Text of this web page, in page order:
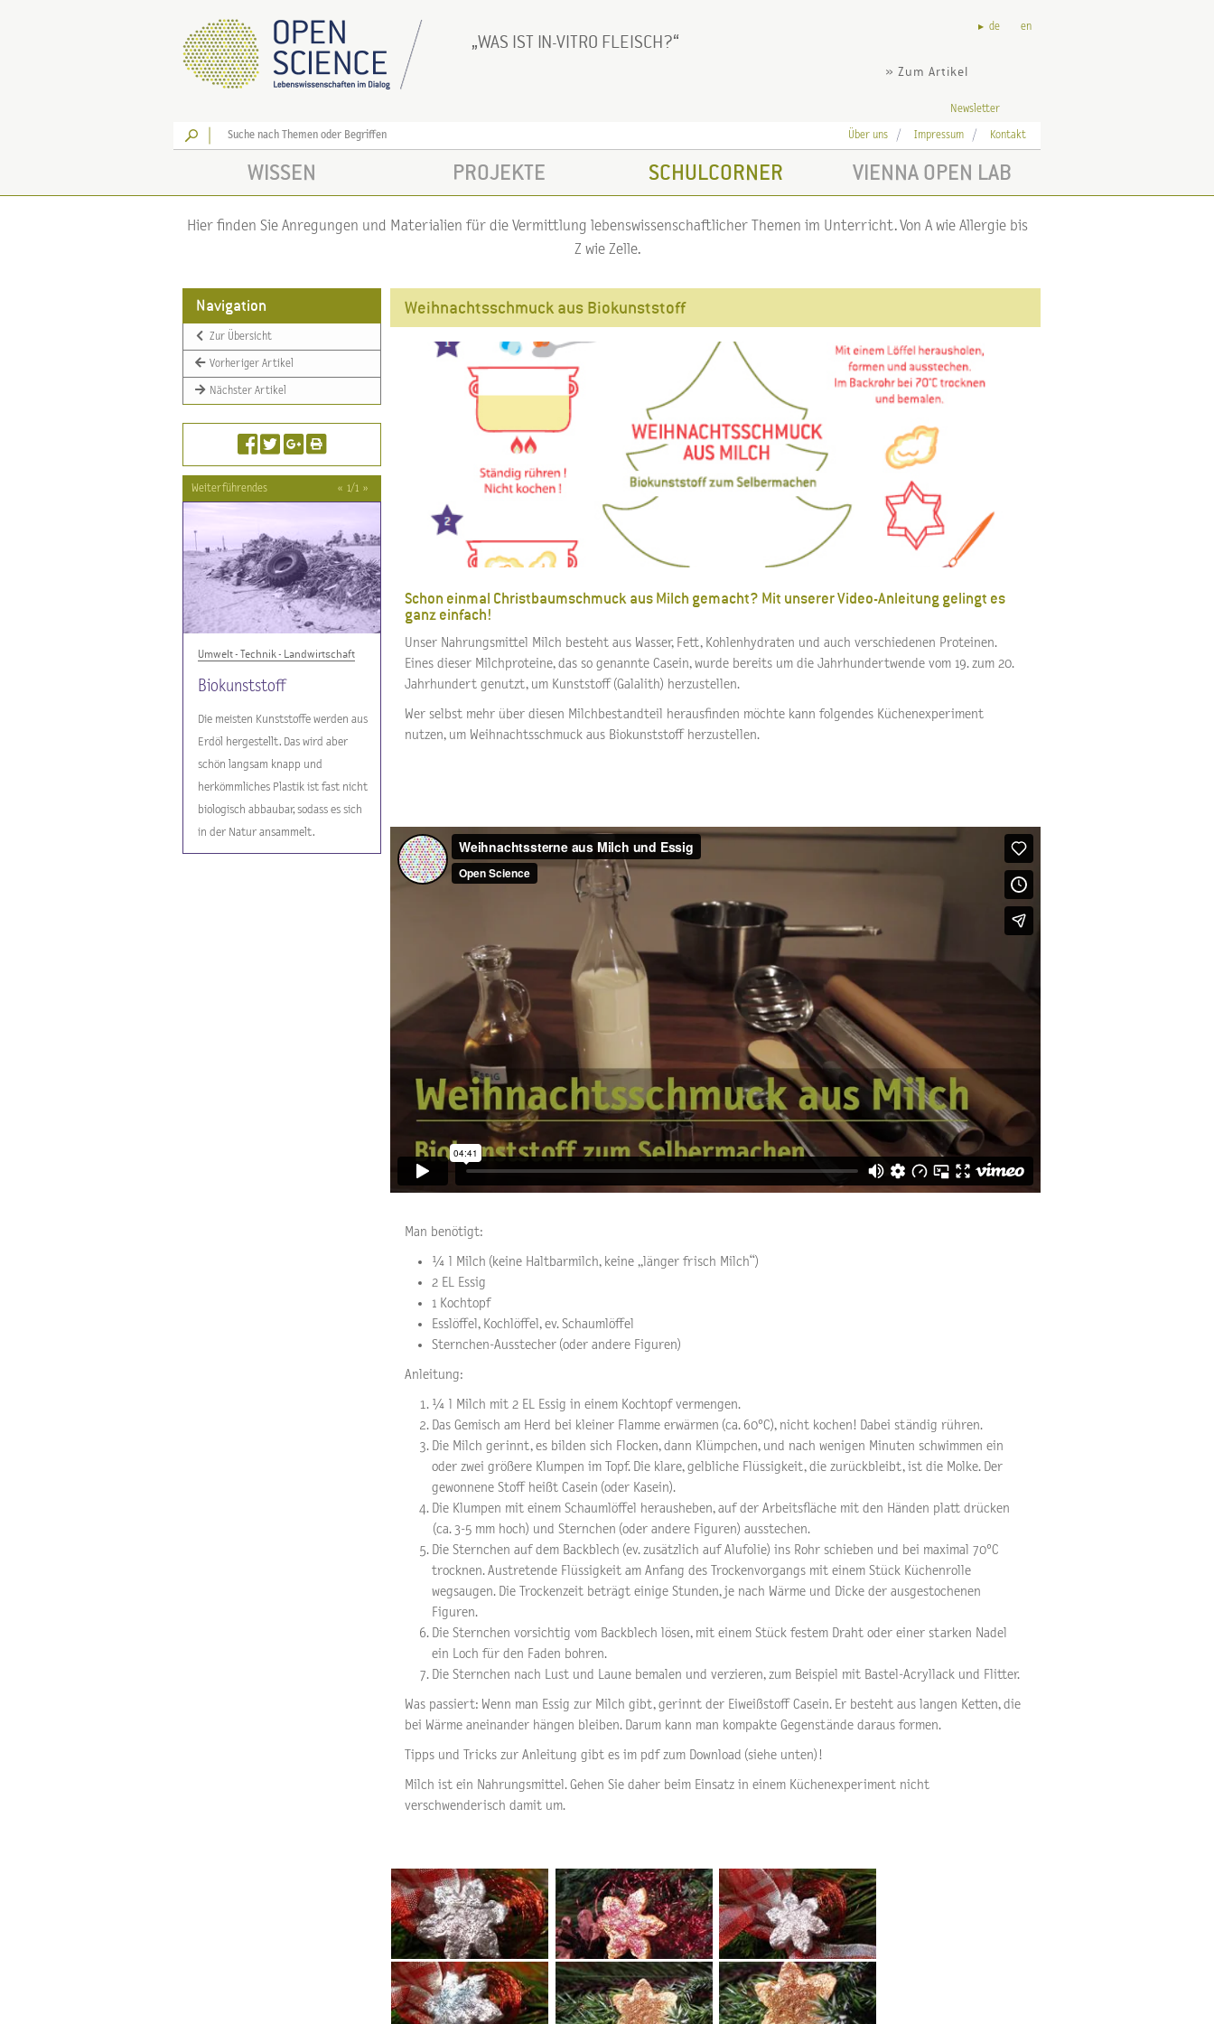
WAS IST IN-VITRO FLEISCH?
» Zum Artikel
de en
Newsletter
Los
Über uns Impressum Kontakt
WISSEN PROJEKTE SCHULCORNER VIENNA OPEN LAB
Hier finden Sie Anregungen und Materialien für die Vermittlung lebenswissenschaftlicher Themen im Unterricht. Von A wie Allergie bis
Z wie Zelle.
Navigation
Zur Übersicht
Vorheriger Artikel
Nächster Artikel
Weiterführendes « 1/1 »
Umwelt - Technik - Landwirtschaft
Biokunststoff
Die meisten Kunststoffe werden aus
Erdöl hergestellt. Das wird aber
schön langsam knapp und
herkömmliches Plastik ist fast nicht
biologisch abbaubar, sodass es sich
in der Natur ansammelt.
Weihnachtsschmuck aus Biokunststoff
Schon einmal Christbaumschmuck aus Milch gemacht? Mit unserer Video-Anleitung gelingt es
ganz einfach!
Unser Nahrungsmittel Milch besteht aus Wasser, Fett, Kohlenhydraten und auch verschiedenen Proteinen.
Eines dieser Milchproteine, das so genannte Casein, wurde bereits um die Jahrhundertwende vom 19. zum 20.
Jahrhundert genutzt, um Kunststoff (Galalith) herzustellen.
Wer selbst mehr über diesen Milchbestandteil herausfinden möchte kann folgendes Küchenexperiment
nutzen, um Weihnachtsschmuck aus Biokunststoff herzustellen.
Man benötigt:
¼ l Milch (keine Haltbarmilch, keine „länger frisch Milch“)
2 EL Essig
1 Kochtopf
Esslöffel, Kochlöffel, ev. Schaumlöffel
Sternchen-Ausstecher (oder andere Figuren)
Anleitung:
¼ l Milch mit 2 EL Essig in einem Kochtopf vermengen.
Das Gemisch am Herd bei kleiner Flamme erwärmen (ca. 60°C), nicht kochen! Dabei ständig rühren.
Die Milch gerinnt, es bilden sich Flocken, dann Klümpchen, und nach wenigen Minuten schwimmen ein
oder zwei größere Klumpen im Topf. Die klare, gelbliche Flüssigkeit, die zurückbleibt, ist die Molke. Der
gewonnene Stoff heißt Casein (oder Kasein).
Die Klumpen mit einem Schaumlöffel herausheben, auf der Arbeitsfläche mit den Händen platt drücken
(ca. 3-5 mm hoch) und Sternchen (oder andere Figuren) ausstechen.
Die Sternchen auf dem Backblech (ev. zusätzlich auf Alufolie) ins Rohr schieben und bei maximal 70°C
trocknen. Austretende Flüssigkeit am Anfang des Trockenvorgangs mit einem Stück Küchenrolle
wegsaugen. Die Trockenzeit beträgt einige Stunden, je nach Wärme und Dicke der ausgestochenen
Figuren.
Die Sternchen vorsichtig vom Backblech lösen, mit einem Stück festem Draht oder einer starken Nadel
ein Loch für den Faden bohren.
Die Sternchen nach Lust und Laune bemalen und verzieren, zum Beispiel mit Bastel-Acryllack und Flitter.
Was passiert: Wenn man Essig zur Milch gibt, gerinnt der Eiweißstoff Casein. Er besteht aus langen Ketten, die
bei Wärme aneinander hängen bleiben. Darum kann man kompakte Gegenstände daraus formen.
Tipps und Tricks zur Anleitung gibt es im pdf zum Download (siehe unten)!
Milch ist ein Nahrungsmittel. Gehen Sie daher beim Einsatz in einem Küchenexperiment nicht
verschwenderisch damit um.